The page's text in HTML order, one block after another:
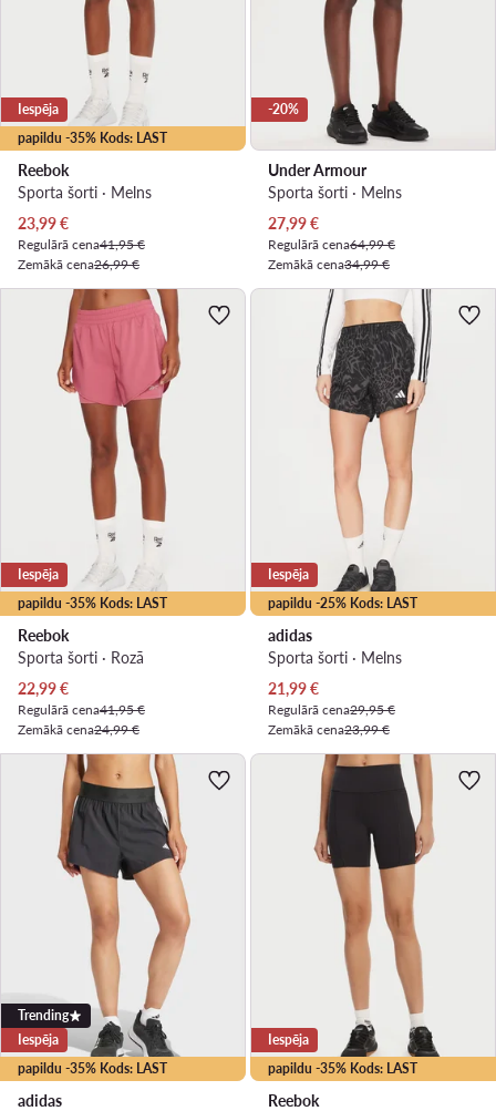
papildu -35% Kods: LAST
Iespēja
Reebok
Sporta šorti · Melns
Pašreizējā cena
23,99€
Regulārā cena41,95 €
Zemākā cena26,99 €
-20%
Under Armour
Sporta šorti · Melns
Pašreizējā cena
27,99€
Regulārā cena64,99 €
Zemākā cena34,99 €
papildu -35% Kods: LAST
Iespēja
Reebok
Sporta šorti · Rozā
Pašreizējā cena
22,99€
Regulārā cena41,95 €
Zemākā cena24,99 €
papildu -25% Kods: LAST
Iespēja
adidas
Sporta šorti · Melns
Pašreizējā cena
21,99€
Regulārā cena29,95 €
Zemākā cena23,99 €
papildu -35% Kods: LAST
Trending
Iespēja
adidas
papildu -35% Kods: LAST
Iespēja
Reebok